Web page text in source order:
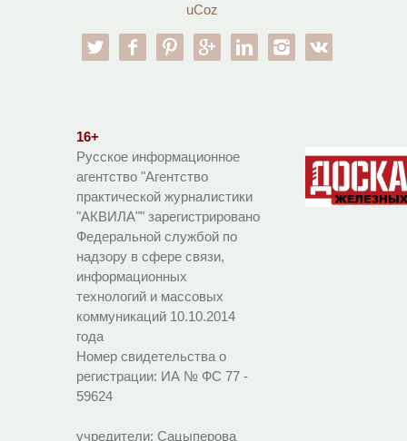
uCoz
twitter facebookpinterestgoogle-pllinkedin instagram
16+
Русское информационное
агентство "Агентство
практической журналистики
"АКВИЛА"" зарегистрировано
Федеральной службой по
надзору в сфере связи,
информационных
технологий и массовых
коммуникаций 10.10.2014
года
Номер свидетельства о
регистрации: ИА № ФС 77 -
59624
учредители: Сацыперова